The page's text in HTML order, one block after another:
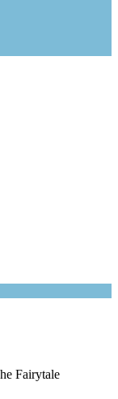
Fairytale